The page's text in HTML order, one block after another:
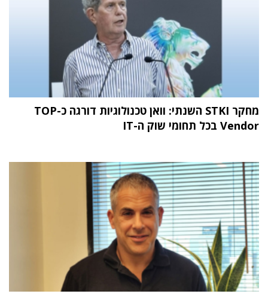
מחקר STKI השנתי: וואן טכנולוגיות דורגה כ-TOP
Vendor בכל תחומי שוק ה-IT